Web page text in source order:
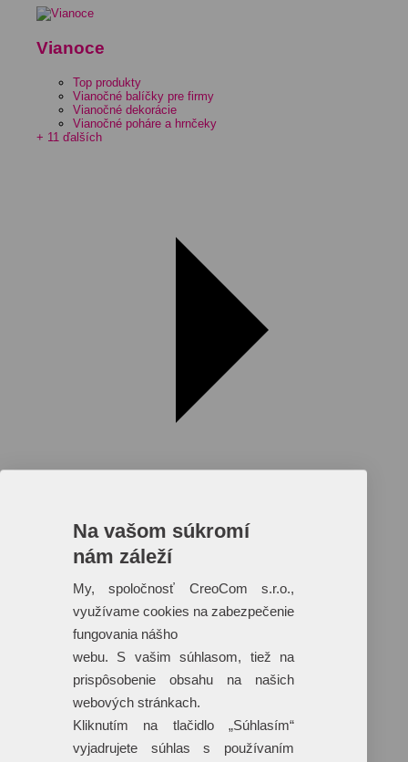
Vianoce
Top produkty
Vianočné balíčky pre firmy
Vianočné dekorácie
Vianočné poháre a hrnčeky
+ 11 ďalších
Reklamné predmety s plnofarebnou
potlačou
Dáždniky
Tašky
Hračky
Klobúky
Na vašom súkromí
nám záleží
My, spoločnosť CreoCom s.r.o.,
využívame cookies na zabezpečenie
fungovania nášho
webu. S vašim súhlasom, tiež na
prispôsobenie obsahu na našich
webových stránkach.
Kliknutím na tlačidlo „Súhlasím“
vyjadrujete súhlas s používaním